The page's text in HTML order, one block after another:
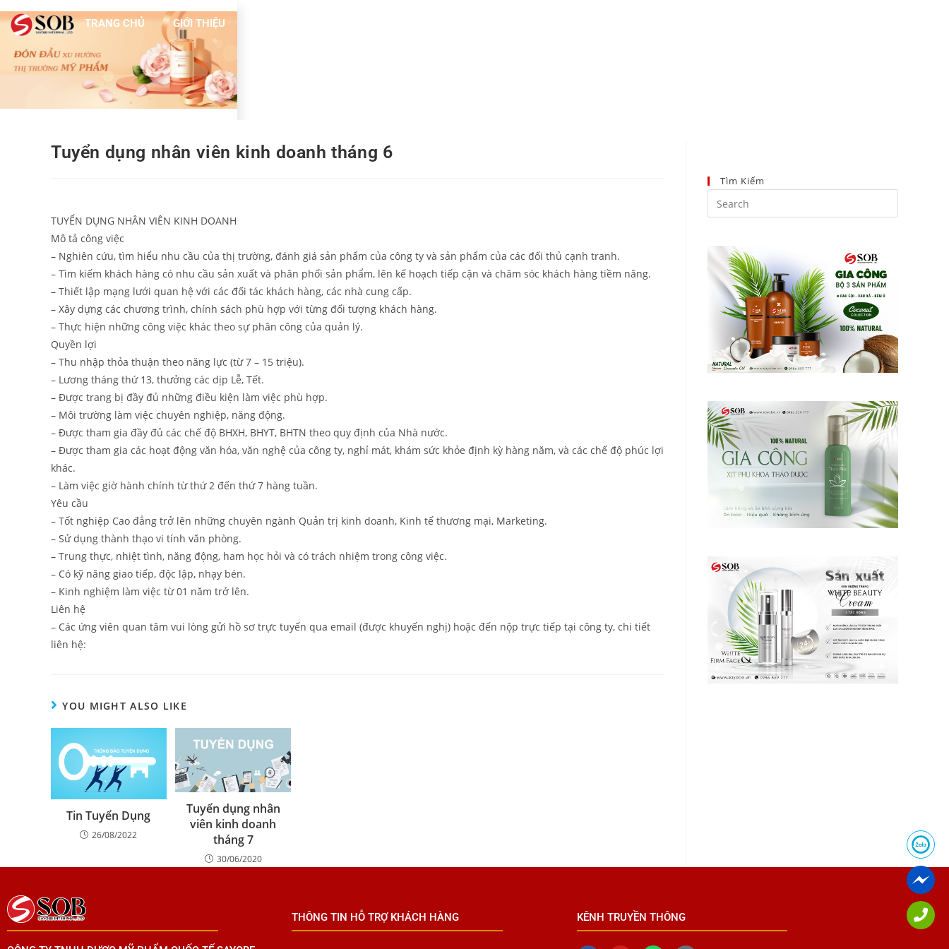
TRANG CHỦ GIỚI THIỆU
Tuyển dụng nhân viên kinh doanh tháng 6
TUYỂN DỤNG NHÂN VIÊN KINH DOANH
Mô tả công việc
– Nghiên cứu, tìm hiểu nhu cầu của thị trường, đánh giá sản phẩm của công ty và sản phẩm của các đối thủ cạnh tranh.
– Tìm kiếm khách hàng có nhu cầu sản xuất và phân phối sản phẩm, lên kế hoạch tiếp cận và chăm sóc khách hàng tiềm năng.
– Thiết lập mạng lưới quan hệ với các đối tác khách hàng, các nhà cung cấp.
– Xây dựng các chương trình, chính sách phù hợp với từng đối tượng khách hàng.
– Thực hiện những công việc khác theo sự phân công của quản lý.
Quyền lợi
– Thu nhập thỏa thuận theo năng lực (từ 7 – 15 triệu).
– Lương tháng thứ 13, thưởng các dịp Lễ, Tết.
– Được trang bị đầy đủ những điều kiện làm việc phù hợp.
– Môi trường làm việc chuyên nghiệp, năng động.
– Được tham gia đầy đủ các chế độ BHXH, BHYT, BHTN theo quy định của Nhà nước.
– Được tham gia các hoạt động văn hóa, văn nghệ của công ty, nghỉ mát, khám sức khỏe định kỳ hàng năm, và các chế độ phúc lợi
khác.
– Làm việc giờ hành chính từ thứ 2 đến thứ 7 hàng tuần.
Yêu cầu
– Tốt nghiệp Cao đẳng trở lên những chuyên ngành Quản trị kinh doanh, Kinh tế thương mại, Marketing.
– Sử dụng thành thạo vi tính văn phòng.
– Trung thực, nhiệt tình, năng động, ham học hỏi và có trách nhiệm trong công việc.
– Có kỹ năng giao tiếp, độc lập, nhạy bén.
– Kinh nghiệm làm việc từ 01 năm trở lên.
Liên hệ
– Các ứng viên quan tâm vui lòng gửi hồ sơ trực tuyến qua email (được khuyến nghị) hoặc đến nộp trực tiếp tại công ty, chi tiết
liên hệ:
YOU MIGHT ALSO LIKE
Tin Tuyển Dụng
26/08/2022
Tuyển dụng nhân
viên kinh doanh
tháng 7
30/06/2020
Tìm Kiếm
THÔNG TIN HỖ TRỢ KHÁCH HÀNG KÊNH TRUYỀN THÔNG